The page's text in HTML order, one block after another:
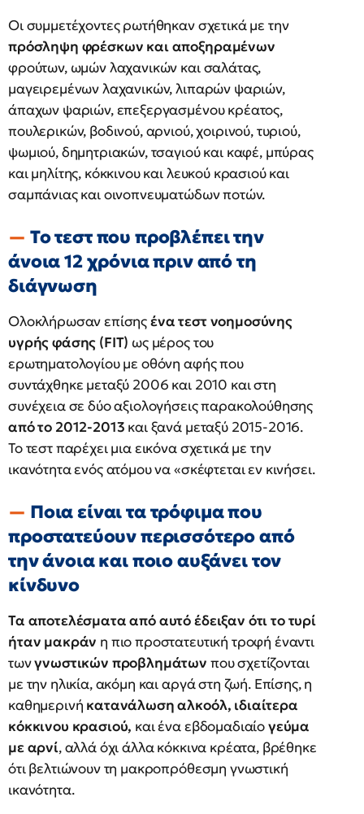
Οι συμμετέχοντες ρωτήθηκαν σχετικά με την
πρόσληψη φρέσκων και αποξηραμένων
φρούτων, ωμών λαχανικών και σαλάτας,
μαγειρεμένων λαχανικών, λιπαρών ψαριών,
άπαχων ψαριών, επεξεργασμένου κρέατος,
πουλερικών, βοδινού, αρνιού, χοιρινού, τυριού,
ψωμιού, δημητριακών, τσαγιού και καφέ, μπύρας
και μηλίτης, κόκκινου και λευκού κρασιού και
σαμπάνιας και οινοπνευματώδων ποτών.
Το τεστ που προβλέπει την
άνοια 12 χρόνια πριν από τη
διάγνωση
Ολοκλήρωσαν επίσηςένα τεστ νοημοσύνης
υγρής φάσης (FIT) ως μέρος του
ερωτηματολογίου με οθόνη αφής που
συντάχθηκε μεταξύ 2006 και 2010 και στη
συνέχεια σε δύο αξιολογήσεις παρακολούθησης
από το 2012-2013 και ξανά μεταξύ 2015-2016.
Το τεστ παρέχει μια εικόνα σχετικά με την
ικανότητα ενός ατόμου να «σκέφτεται εν κινήσει.
Ποια είναι τα τρόφιμα που
προστατεύουν περισσότερο από
την άνοια και ποιο αυξάνει τον
κίνδυνο
Τα αποτελέσματα από αυτό έδειξαν ότι το τυρί
ήταν μακράν η πιο προστατευτική τροφή έναντι
τωνγνωστικών προβλημάτων που σχετίζονται
με την ηλικία, ακόμη και αργά στη ζωή. Επίσης, η
καθημερινή κατανάλωση αλκοόλ, ιδιαίτερα
κόκκινου κρασιού, και ένα εβδομαδιαίογεύμα
με αρνί, αλλά όχι άλλα κόκκινα κρέατα, βρέθηκε
ότι βελτιώνουν τη μακροπρόθεσμη γνωστική
ικανότητα.